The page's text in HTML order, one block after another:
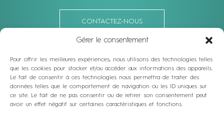
Gérer le consentement
Pour offrir les meilleures expériences, nous utilisons des technologies telles
que les cookies pour stocker et/ou accéder aux informations des appareils.
Le fait de consentir à ces technologies nous permettra de traiter des
données telles que le comportement de navigation ou les ID uniques sur
ce site. Le fait de ne pas consentir ou de retirer son consentement peut
avoir un effet négatif sur certaines caractéristiques et fonctions.
CONTACTEZ-NOUS
Facebook Linkedin InstagramYoutube
Dubai: 701, Damac Smart Heights, Tecom, Dubai UAE
E-MAIL info@bonittoaesthetic.com